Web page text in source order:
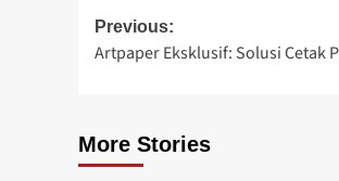
Post
navigation
Previous:
Artpaper Eksklusif: Solusi Cetak
More Stories